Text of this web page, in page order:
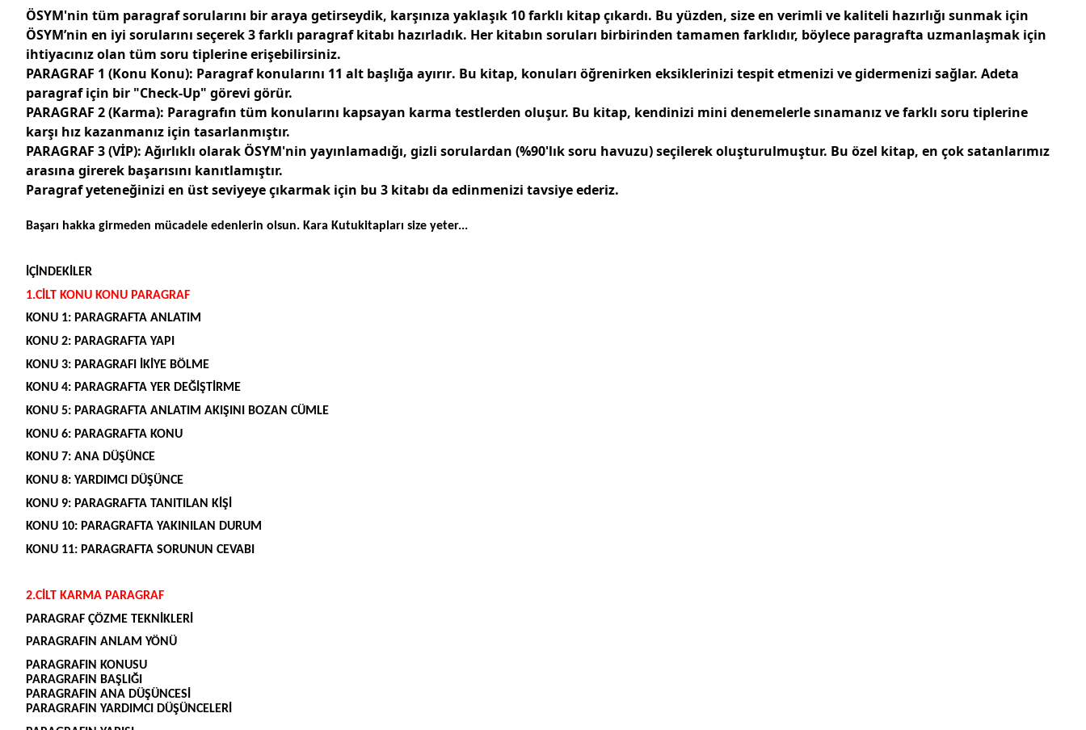
ÖSYM'nin tüm paragraf sorularını bir araya getirseydik, karşınıza yaklaşık 10 farklı kitap çıkardı. Bu yüzden, size en verimli ve kaliteli hazırlığı sunmak için
ÖSYM’nin en iyi sorularını seçerek 3 farklı paragraf kitabı hazırladık. Her kitabın soruları birbirinden tamamen farklıdır, böylece paragrafta uzmanlaşmak için
ihtiyacınız olan tüm soru tiplerine erişebilirsiniz.
PARAGRAF 1 (Konu Konu): Paragraf konularını 11 alt başlığa ayırır. Bu kitap, konuları öğrenirken eksiklerinizi tespit etmenizi ve gidermenizi sağlar. Adeta
paragraf için bir "Check-Up" görevi görür.
PARAGRAF 2 (Karma): Paragrafın tüm konularını kapsayan karma testlerden oluşur. Bu kitap, kendinizi mini denemelerle sınamanız ve farklı soru tiplerine
karşı hız kazanmanız için tasarlanmıştır.
PARAGRAF 3 (VİP): Ağırlıklı olarak ÖSYM'nin yayınlamadığı, gizli sorulardan (%90'lık soru havuzu) seçilerek oluşturulmuştur. Bu özel kitap, en çok satanlarımız
arasına girerek başarısını kanıtlamıştır.
Paragraf yeteneğinizi en üst seviyeye çıkarmak için bu 3 kitabı da edinmenizi tavsiye ederiz.
Başarı hakka girmeden mücadele edenlerin olsun. Kara Kutukitapları size yeter...
İÇİNDEKİLER
1.CİLT KONU KONU PARAGRAF
KONU 1: PARAGRAFTA ANLATIM
KONU 2: PARAGRAFTA YAPI
KONU 3: PARAGRAFI İKİYE BÖLME
KONU 4: PARAGRAFTA YER DEĞİŞTİRME
KONU 5: PARAGRAFTA ANLATIM AKIŞINI BOZAN CÜMLE
KONU 6: PARAGRAFTA KONU
KONU 7: ANA DÜŞÜNCE
KONU 8: YARDIMCI DÜŞÜNCE
KONU 9: PARAGRAFTA TANITILAN KİŞİ
KONU 10: PARAGRAFTA YAKINILAN DURUM
KONU 11: PARAGRAFTA SORUNUN CEVABI
2.CİLT KARMA PARAGRAF
PARAGRAF ÇÖZME TEKNİKLERİ
PARAGRAFIN ANLAM YÖNÜ
PARAGRAFIN KONUSU
PARAGRAFIN BAŞLIĞI
PARAGRAFIN ANA DÜŞÜNCESİ
PARAGRAFIN YARDIMCI DÜŞÜNCELERİ